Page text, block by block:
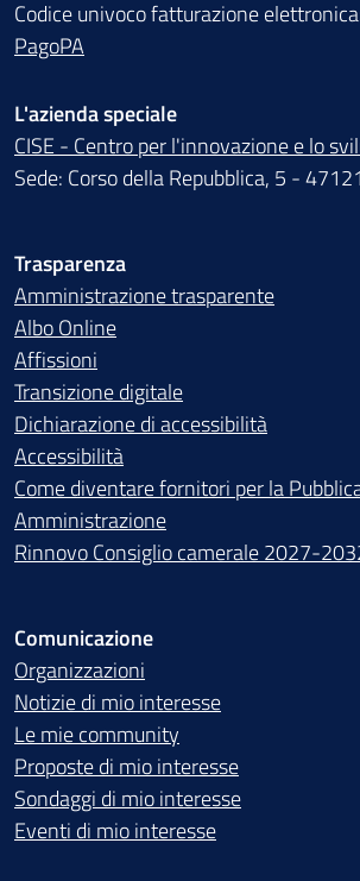
Codice univoco fatturazione
PagoPA
L'azienda speciale
CISE - Centro per l'innovazione e lo
Sede: Corso della Repubblica, 5 -
Trasparenza
Amministrazione trasparente
Albo Online
Affissioni
Transizione digitale
Dichiarazione di accessibilità
Accessibilità
Come diventare fornitori per la
Amministrazione
Rinnovo Consiglio camerale 2027-
Comunicazione
Organizzazioni
Notizie di mio interesse
Le mie community
Proposte di mio interesse
Sondaggi di mio interesse
Eventi di mio interesse